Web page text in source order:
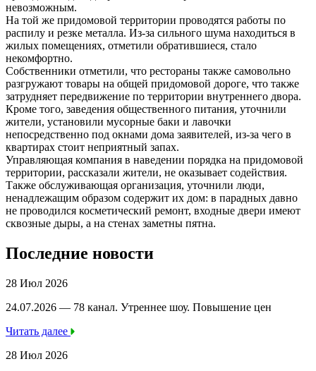
невозможным.
На той же придомовой территории проводятся работы по
распилу и резке металла. Из-за сильного шума находиться в
жилых помещениях, отметили обратившиеся, стало
некомфортно.
Собственники отметили, что рестораны также самовольно
разгружают товары на общей придомовой дороге, что также
затрудняет передвижение по территории внутреннего двора.
Кроме того, заведения общественного питания, уточнили
жители, установили мусорные баки и лавочки
непосредственно под окнами дома заявителей, из-за чего в
квартирах стоит неприятный запах.
Управляющая компания в наведении порядка на придомовой
территории, рассказали жители, не оказывает содействия.
Также обслуживающая организация, уточнили люди,
ненадлежащим образом содержит их дом: в парадных давно
не проводился косметический ремонт, входные двери имеют
сквозные дыры, а на стенах заметны пятна.
Последние новости
28 Июл 2026
24.07.2026 — 78 канал. Утреннее шоу. Повышение цен
Читать далее
28 Июл 2026